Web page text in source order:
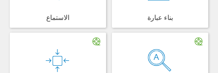
الاستماع بناء عبارة